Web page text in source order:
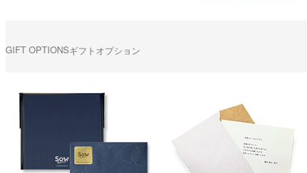
GIFT OPTIONSギフトオプション